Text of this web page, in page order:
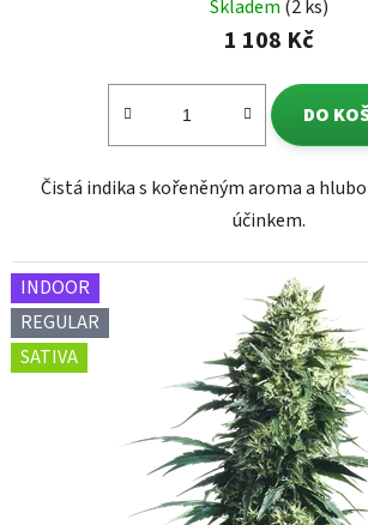
Skladem (2 ks)
1 108 Kč
DO
Čistá indika s kořeněným aroma a
účinkem.
INDOOR
REGULAR
SATIVA